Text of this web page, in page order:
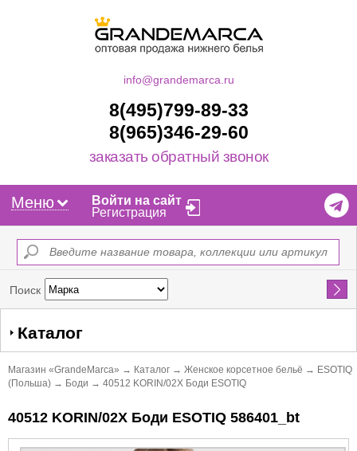
info@grandemarca.ru
8(495)799-89-33
8(965)346-29-60
заказать обратный звонок
Меню
Войти на сайт
Регистрация
Поиск Найти
Каталог
Магазин «GrandeMarca» → Каталог → Женское корсетное бельё → ESOTIQ
(Польша) → Боди → 40512 KORIN/02X Боди ESOTIQ
40512 KORIN/02X Боди ESOTIQ 586401_bt